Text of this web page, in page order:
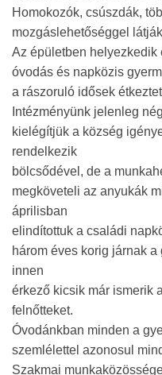
Homokozók, csúszdák,
mozgáslehetőséggel
Az épületben helyezkedik
óvodás és napközis
a rászoruló idősek
Intézményünk jelenleg
kielégítjük a község
rendelkezik
bölcsődével, de a
megköveteli az anyukák
áprilisban
elindítottuk a családi
három éves korig járnak
innen
érkező kicsik már ismerik
felnőtteket.
Óvodánkban minden a
szemlélettel azonosul
Szakmai